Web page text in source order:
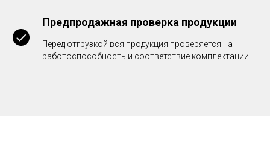
Предпродажная проверка продукции
Перед отгрузкой вся продукция проверяется на
работоспособность и соответствие комплектации